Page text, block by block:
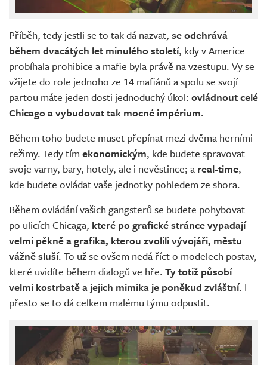
Příběh, tedy jestli se to tak dá nazvat, se odehrává
během dvacátých let minulého století, kdy v Americe
probíhala prohibice a mafie byla právě na vzestupu. Vy se
vžijete do role jednoho ze 14 mafiánů a spolu se svojí
partou máte jeden dosti jednoduchý úkol: ovládnout celé
Chicago a vybudovat tak mocné impérium.
Během toho budete muset přepínat mezi dvěma herními
režimy. Tedy tím ekonomickým, kde budete spravovat
svoje varny, bary, hotely, ale i nevěstince; a real-time,
kde budete ovládat vaše jednotky pohledem ze shora.
Během ovládání vašich gangsterů se budete pohybovat
po ulicích Chicaga, které po grafické stránce vypadají
velmi pěkně a grafika, kterou zvolili vývojáři, městu
vážně sluší. To už se ovšem nedá říct o modelech postav,
které uvidíte během dialogů ve hře. Ty totiž působí
velmi kostrbatě a jejich mimika je poněkud zvláštní. I
přesto se to dá celkem malému týmu odpustit.